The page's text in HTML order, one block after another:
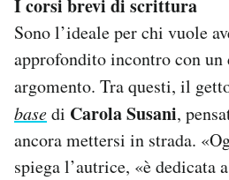
I corsi brevi di scrittura
Sono l’ideale per chi vuole
approfondito incontro con un
argomento. Tra questi, il
basedi Carola Susani,
ancora mettersi in strada.
spiega l’autrice, «è dedicata